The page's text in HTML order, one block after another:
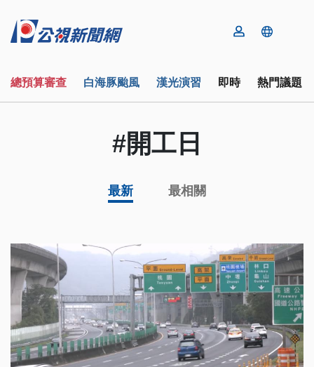
總預算審查 白海豚颱風 漢光演習 即時 熱門議題
#開工日
最新 最相關